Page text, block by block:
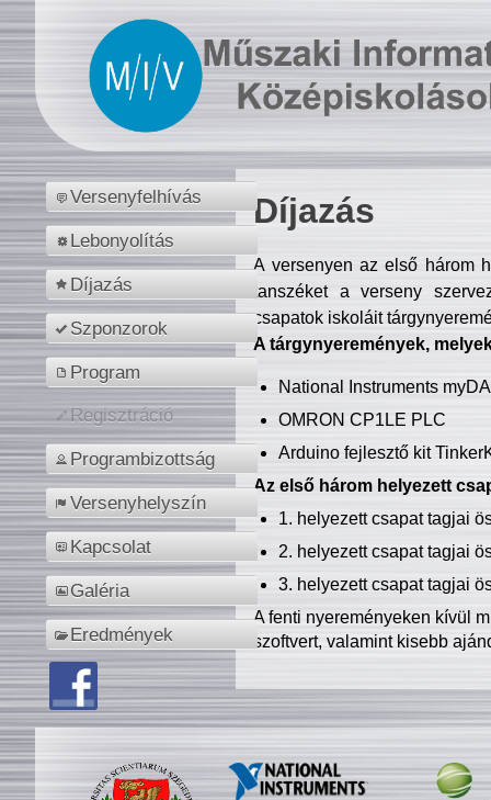
Versenyfelhívás
Lebonyolítás
Díjazás
Szponzorok
Program
Regisztráció
Programbizottság
Versenyhelyszín
Kapcsolat
Galéria
Eredmények
Díjazás
A versenyen az első három
tanszéket a verseny
csapatok iskoláit
A tárgynyeremények,
National Instruments
OMRON CP1LE PLC
Arduino fejlesztő kit
Az első három helyezett
1. helyezett csapat tagjai
2. helyezett csapat tagjai
3. helyezett csapat tagjai
A fenti nyereményeken kívül
szoftvert, valamint kisebb